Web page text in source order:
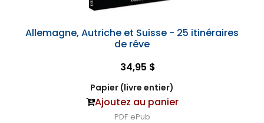
Allemagne, Autriche et Suisse - 25 itinéraires
de rêve
34,95 $
Papier (livre entier)
Ajoutez au panier
PDF ePub